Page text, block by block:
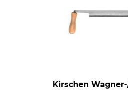
Kirschen